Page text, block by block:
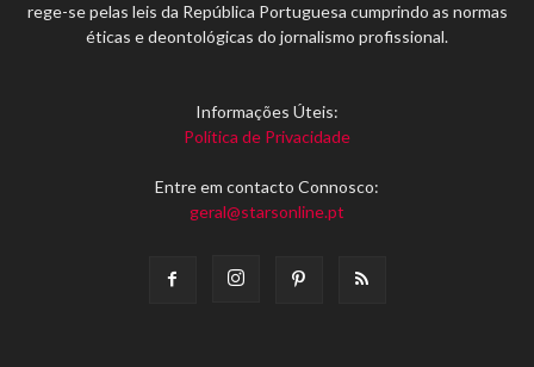
rege-se pelas leis da República Portuguesa cumprindo as normas
éticas e deontológicas do jornalismo profissional.
Informações Úteis:
Política de Privacidade
Entre em contacto Connosco:
geral@starsonline.pt